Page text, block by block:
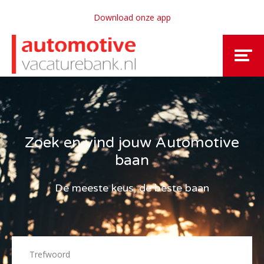
Download onze app
Zoek en vind jouw Automotive
baan
De meeste keus, de beste baan